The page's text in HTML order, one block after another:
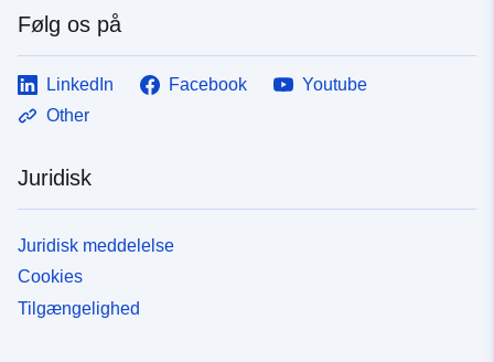
Følg os på
LinkedIn Facebook
Youtube
Other
Juridisk
Juridisk meddelelse
Cookies
Tilgængelighed